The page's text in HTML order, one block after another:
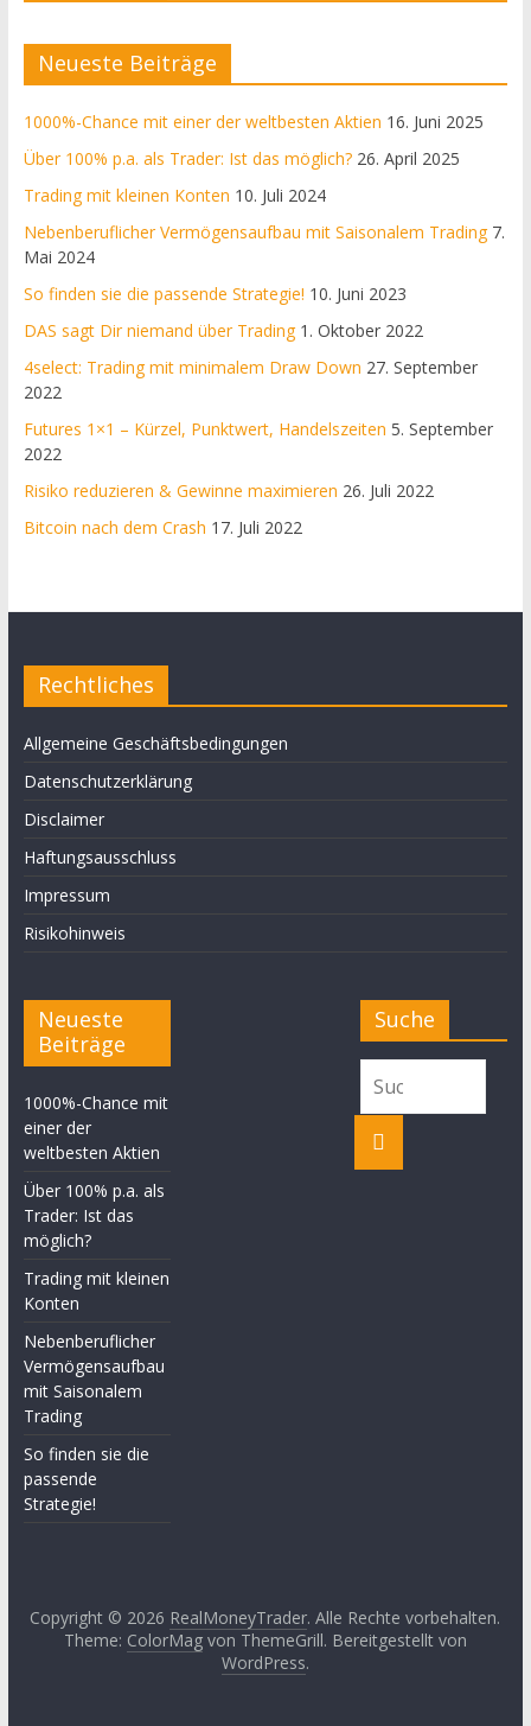
Neueste Beiträge
1000%-Chance mit einer der weltbesten Aktien 16. Juni 2025
Über 100% p.a. als Trader: Ist das möglich? 26. April 2025
Trading mit kleinen Konten 10. Juli 2024
Nebenberuflicher Vermögensaufbau mit Saisonalem Trading 7.
Mai 2024
So finden sie die passende Strategie! 10. Juni 2023
DAS sagt Dir niemand über Trading 1. Oktober 2022
4select: Trading mit minimalem Draw Down 27. September
2022
Futures 1×1 – Kürzel, Punktwert, Handelszeiten 5. September
2022
Risiko reduzieren & Gewinne maximieren 26. Juli 2022
Bitcoin nach dem Crash 17. Juli 2022
Rechtliches
Allgemeine Geschäftsbedingungen
Datenschutzerklärung
Disclaimer
Haftungsausschluss
Impressum
Risikohinweis
Neueste
Beiträge
1000%-Chance mit
einer der
weltbesten Aktien
Über 100% p.a. als
Trader: Ist das
möglich?
Trading mit kleinen
Konten
Nebenberuflicher
Vermögensaufbau
mit Saisonalem
Trading
So finden sie die
passende
Strategie!
Suche
Copyright © 2026 RealMoneyTrader. Alle Rechte vorbehalten.
Theme: ColorMagvon ThemeGrill. Bereitgestellt von
WordPress.